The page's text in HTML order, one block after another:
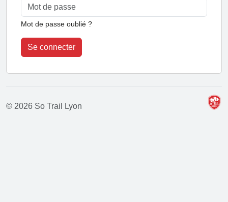
Mot de passe oublié ?
Se connecter
© 2026 So Trail Lyon